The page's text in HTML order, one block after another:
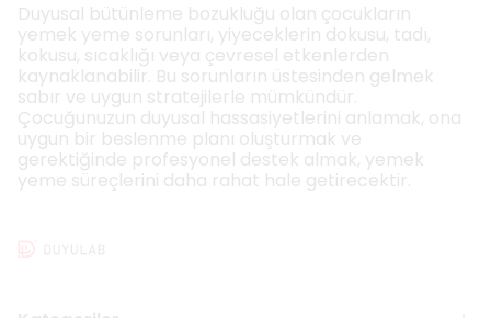
Duyusal bütünleme bozukluğu olan çocukların
yemek yeme sorunları, yiyeceklerin dokusu, tadı,
kokusu, sıcaklığı veya çevresel etkenlerden
kaynaklanabilir. Bu sorunların üstesinden gelmek
sabır ve uygun stratejilerle mümkündür.
Çocuğunuzun duyusal hassasiyetlerini anlamak, ona
uygun bir beslenme planı oluşturmak ve
gerektiğinde profesyonel destek almak, yemek
yeme süreçlerini daha rahat hale getirecektir.